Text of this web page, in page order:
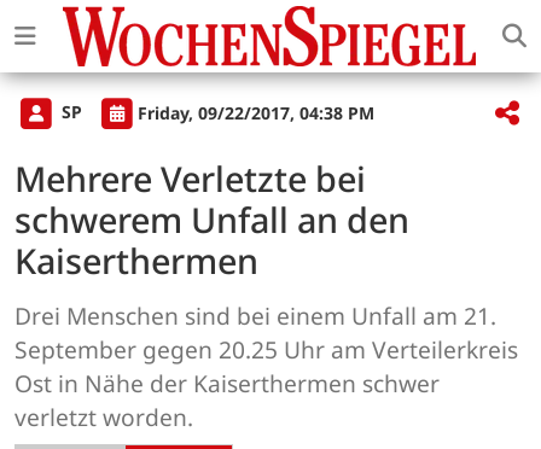
SP Friday, 09/22/2017, 04:38 PM
Mehrere Verletzte bei
schwerem Unfall an den
Kaiserthermen
Drei Menschen sind bei einem Unfall am 21.
September gegen 20.25 Uhr am Verteilerkreis
Ost in Nähe der Kaiserthermen schwer
verletzt worden.